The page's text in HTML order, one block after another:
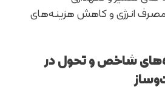
انرژی و کاهش هزینه‌های
شاخص و تحول در